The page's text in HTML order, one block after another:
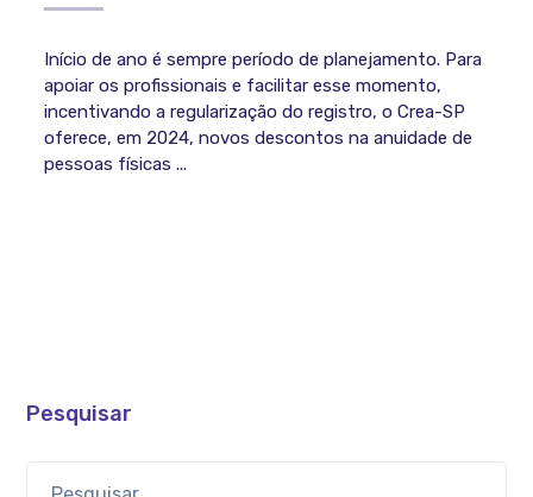
Início de ano é sempre período de planejamento. Para
apoiar os profissionais e facilitar esse momento,
incentivando a regularização do registro, o Crea-SP
oferece, em 2024, novos descontos na anuidade de
pessoas físicas ...
Pesquisar